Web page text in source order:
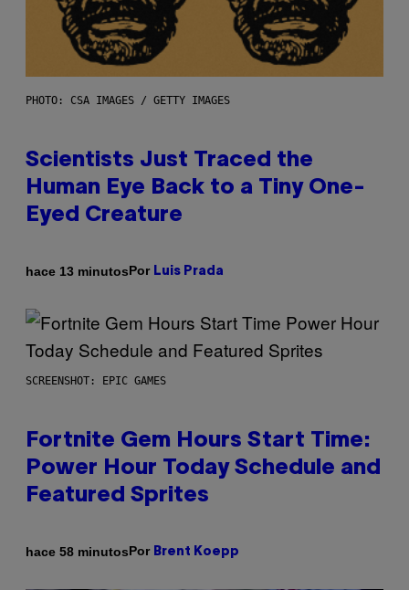
PHOTO: CSA IMAGES / GETTY IMAGES
Scientists Just Traced the
Human Eye Back to a Tiny One-
Eyed Creature
hace 13 minutosPor Luis Prada
SCREENSHOT: EPIC GAMES
Fortnite Gem Hours Start Time:
Power Hour Today Schedule and
Featured Sprites
hace 58 minutosPor Brent Koepp